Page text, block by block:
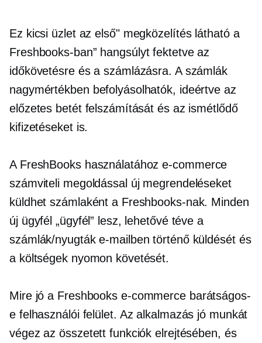
Ez kicsi üzlet az első"megközelítés látható a
Freshbooks-ban” hangsúlyt fektetve az
időkövetésre és a számlázásra. A számlák
nagymértékben befolyásolhatók, ideértve az
előzetes betét felszámítását és az ismétlődő
kifizetéseket is.
A FreshBooks használatáhoze-commerce
számviteli megoldással új megrendeléseket
küldhet számlaként a Freshbooks-nak. Minden
új ügyfél „ügyfél” lesz, lehetővé téve a
számlák/nyugták e-mailben történő küldését és
a költségek nyomon követését.
Mire jó a Freshbooks e-commercebarátságos-
e felhasználói felület. Az alkalmazás jó munkát
végez az összetett funkciók elrejtésében, és